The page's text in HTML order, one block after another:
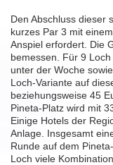
Den Abschluss dieser
kurzes Par 3 mit
Anspiel erfordert. Die
bemessen. Für 9
unter der Woche
Loch-Variante auf
beziehungsweise 45
Pineta-Platz wird mit
Einige Hotels der
Anlage. Insgesamt
Runde auf dem
Loch viele